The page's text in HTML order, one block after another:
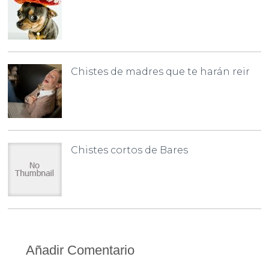
Chistes de madres que te harán reir
Chistes cortos de Bares
Añadir Comentario